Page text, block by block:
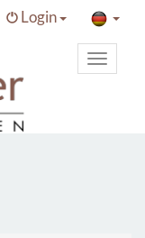
Login
Toggle